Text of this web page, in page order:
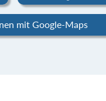
mit Google-Maps